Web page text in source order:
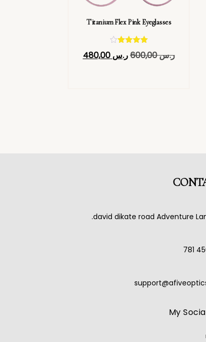
Titanium Flex Pink Eyeglasses
تم التقييم
4.40
ر.س600,00 ر.س 480,00
My